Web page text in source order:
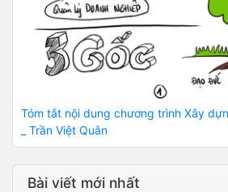
Tóm tắt nội dung chương trình Xây
_ Trần Việt Quân
Bài viết mới nhất